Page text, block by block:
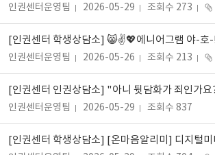
인권센터운영팀 2026-05-29 조회수 273
[인권센터 학생상담소] 😸✌️💖에니어그램 야-
인권센터운영팀 2026-05-26 조회수 213
인권센터운영팀 2026-05-29 조회수 837